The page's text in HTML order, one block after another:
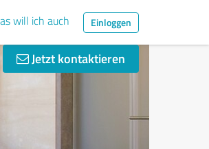
will ich auch Einloggen
Jetzt kontaktieren